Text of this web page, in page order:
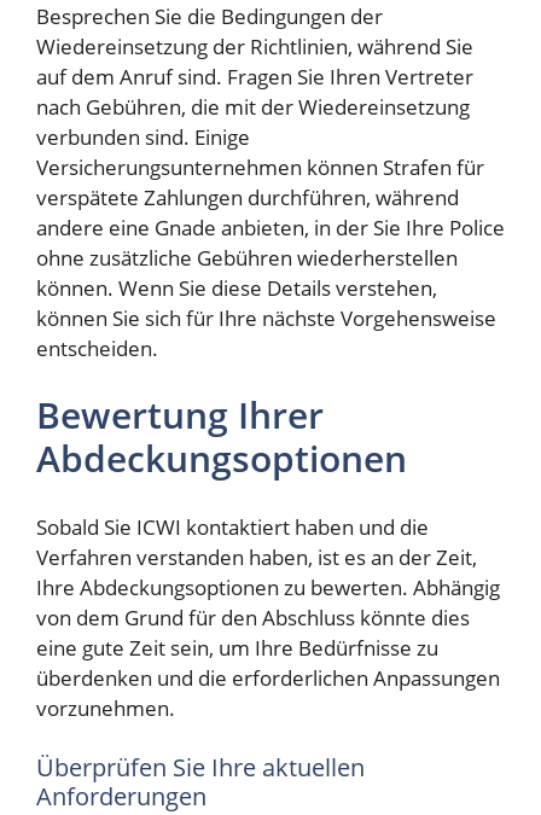
Besprechen Sie die Bedingungen der
Wiedereinsetzung der Richtlinien, während Sie
auf dem Anruf sind. Fragen Sie Ihren Vertreter
nach Gebühren, die mit der Wiedereinsetzung
verbunden sind. Einige
Versicherungsunternehmen können Strafen für
verspätete Zahlungen durchführen, während
andere eine Gnade anbieten, in der Sie Ihre Police
ohne zusätzliche Gebühren wiederherstellen
können. Wenn Sie diese Details verstehen,
können Sie sich für Ihre nächste Vorgehensweise
entscheiden.
Bewertung Ihrer
Abdeckungsoptionen
Sobald Sie ICWI kontaktiert haben und die
Verfahren verstanden haben, ist es an der Zeit,
Ihre Abdeckungsoptionen zu bewerten. Abhängig
von dem Grund für den Abschluss könnte dies
eine gute Zeit sein, um Ihre Bedürfnisse zu
überdenken und die erforderlichen Anpassungen
vorzunehmen.
Überprüfen Sie Ihre aktuellen
Anforderungen